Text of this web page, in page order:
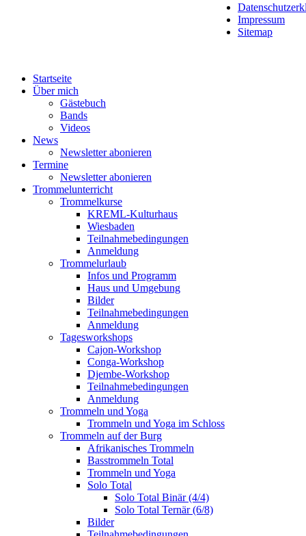
Impressum
Sitemap
Startseite
Über mich
Gästebuch
Bands
Videos
News
Newsletter abonieren
Termine
Newsletter abonieren
Trommelunterricht
Trommelkurse
KREML-Kulturhaus
Wiesbaden
Teilnahmebedingungen
Anmeldung
Trommelurlaub
Infos und Programm
Haus und Umgebung
Bilder
Teilnahmebedingungen
Anmeldung
Tagesworkshops
Cajon-Workshop
Conga-Workshop
Djembe-Workshop
Teilnahmebedingungen
Anmeldung
Trommeln und Yoga
Trommeln und Yoga im Schloss
Trommeln auf der Burg
Afrikanisches Trommeln
Basstrommeln Total
Trommeln und Yoga
Solo Total
Solo Total Binär (4/4)
Solo Total Ternär (6/8)
Bilder